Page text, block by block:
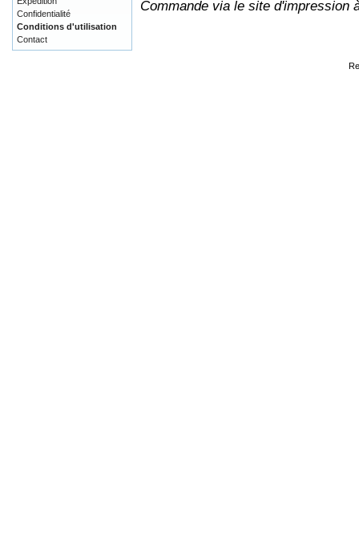
Commande via le site d'impression
Confidentialité
Conditions d'utilisation
Contact